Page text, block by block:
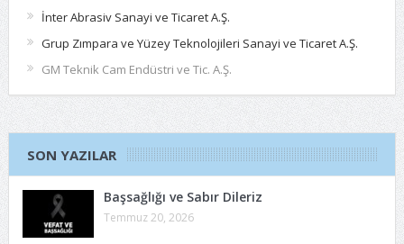
İnter Abrasiv Sanayi ve Ticaret A.Ş.
Grup Zımpara ve Yüzey Teknolojileri Sanayi ve Ticaret A.Ş.
GM Teknik Cam Endüstri ve Tic. A.Ş.
SON YAZILAR
Başsağlığı ve Sabır Dileriz
Temmuz 20, 2026